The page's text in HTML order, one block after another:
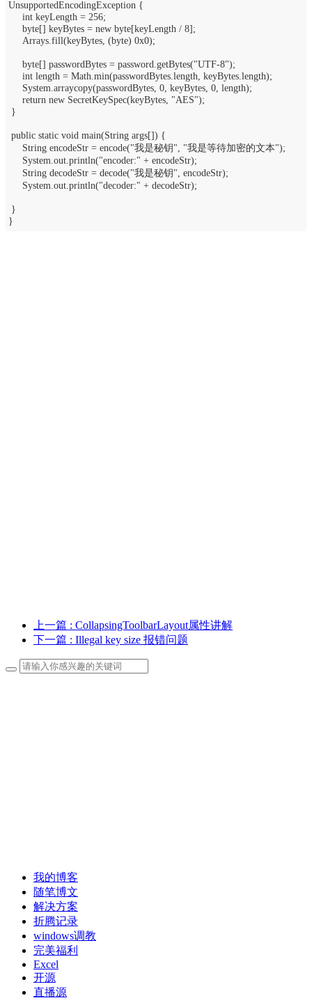
UnsupportedEncodingException {
int keyLength = 256;
byte[] keyBytes = new byte[keyLength / 8];
Arrays.fill(keyBytes, (byte) 0x0);
byte[] passwordBytes = password.getBytes("UTF-8");
int length = Math.min(passwordBytes.length, keyBytes.length);
System.arraycopy(passwordBytes, 0, keyBytes, 0, length);
return new SecretKeySpec(keyBytes, "AES");
}
public static void main(String args[]) {
String encodeStr = encode("我是秘钥", "我是等待加密的文本");
System.out.println("encoder:" + encodeStr);
String decodeStr = decode("我是秘钥", encodeStr);
System.out.println("decoder:" + decodeStr);
}
}
上一篇 : CollapsingToolbarLayout属性讲解
下一篇 : Illegal key size 报错问题
我的博客
随笔博文
解决方案
折腾记录
windows调教
完美福利
Excel
开源
直播源